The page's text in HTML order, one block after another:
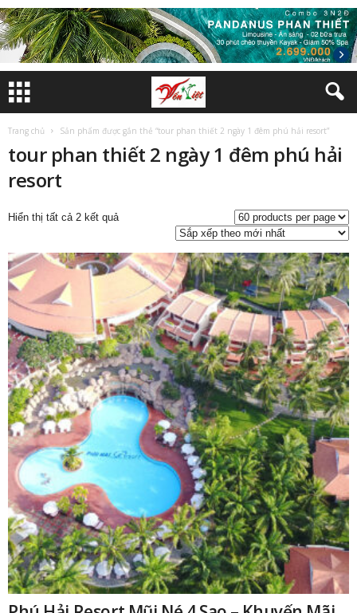
Trang chủ Sản phẩm được gắn thẻ “tour phan thiết 2 ngày 1 đêm phú hải resort”
tour phan thiết 2 ngày 1 đêm phú hải
resort
Hiển thị tất cả 2 kết quảĐã
xếp
theo